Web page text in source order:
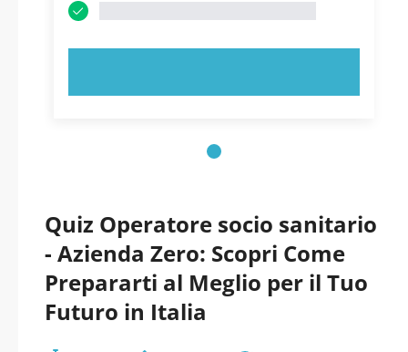
Quiz Operatore socio sanitario
- Azienda Zero: Scopri Come
Prepararti al Meglio per il Tuo
Futuro in Italia